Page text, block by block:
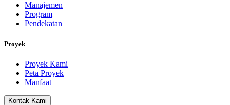
Manajemen
Program
Pendekatan
Proyek
Proyek Kami
Peta Proyek
Manfaat
Kontak Kami